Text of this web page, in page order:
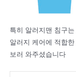
특히 알러지맨 침구
알러지 케어에 적합
보러 와주셨습니다